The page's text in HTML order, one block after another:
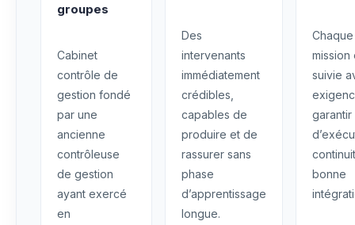
groupes
Cabinet
contrôle de
gestion fondé
par une
ancienne
contrôleuse
de gestion
ayant exercé
en
Des
intervenants
immédiatement
crédibles,
capables de
produire et de
rassurer sans
phase
d’apprentissage
longue.
Chaque
mission
suivie
garantir
bonne